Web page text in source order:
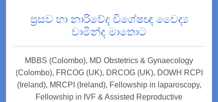
ප්‍රසව හා නාරිවේද විශේෂඥ වෛද්‍ය
චාමින්ද මාතොට
MBBS (Colombo), MD Obstetrics & Gynaecology
(Colombo), FRCOG (UK), DRCOG (UK), DOWH RCPI
(Ireland), MRCPI (Ireland), Fellowship in laparoscopy,
Fellowship in IVF & Assisted Reproductive